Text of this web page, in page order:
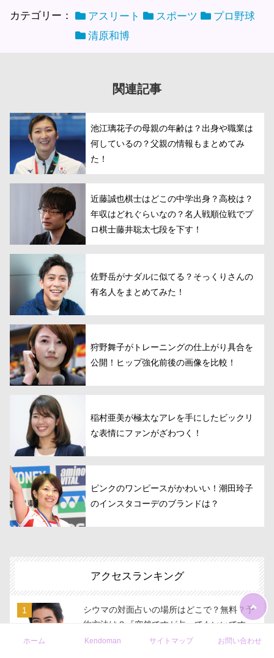
カテゴリー： アスリート スポーツ
プロ野球
清原和博
関連記事
池江璃花子の母親の年齢は？出身や職業は
何しているの？父親の情報もまとめてみ
た！
近藤誠也棋士はどこの中学出身？高校は？
年収はどれぐらいなの？名人戦順位戦でプ
ロ棋士藤井聡太七段を下す！
佐野岳がナダルに似てる？そっくりさんの
有名人をまとめてみた！
狩野舞子がトレーニングの仕上がり具合を
公開！ヒップ強化前後の画像を比較！
稲村亜美が極太なアレを手にしたビックリ
な表情にファンがざわつく！
ピンクのワンピースがかわいい！潮田玲子
のインスタコーデのブランドは？
アクセスランキング
シウマの対面占いの場所はどこで？無料？予
約方法は？『突然ですが占ってもいいです
か？』に出演
ホーム Kendoman サイトマップ お問い合わせ